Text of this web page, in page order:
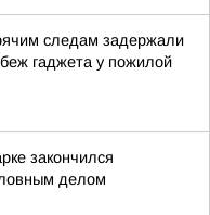
следам задержали
гаджета у пожилой
закончился
делом